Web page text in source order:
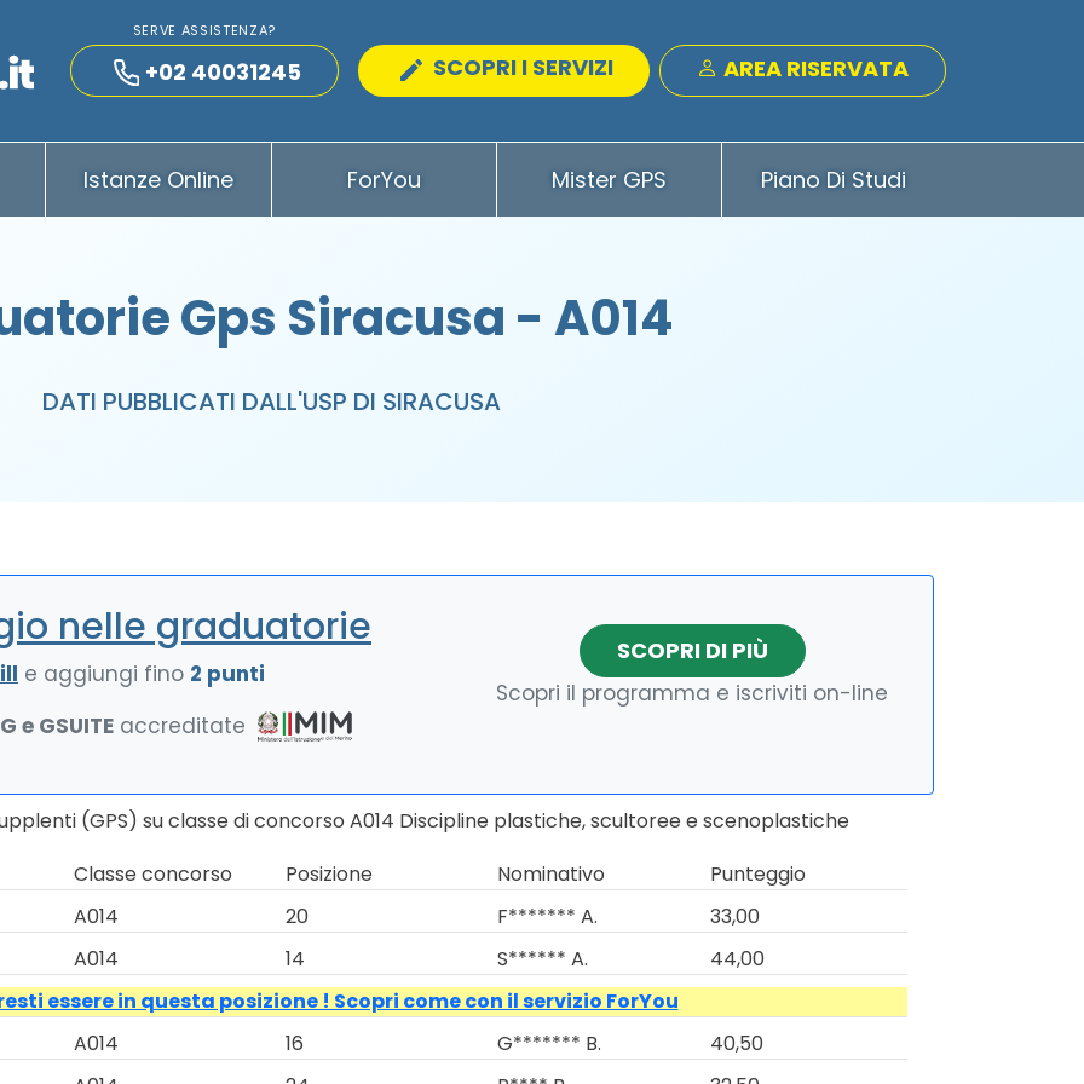
SERVE ASSISTENZA?
+02 40031245 SCOPRI I SERVIZI AREA RISERVATA
Istanze Online ForYou Mister GPS Piano Di Studi
Gps Siracusa - A014
DATI PUBBLICATI DALL'USP DI SIRACUSA
nelle graduatorie
e aggiungi fino 2 punti
e GSUITE accreditate
SCOPRI DI PIÙ
Scopri il programma e iscriviti on-line
(GPS) su classe di concorso A014 Discipline plastiche, scultoree e scenoplastiche
Classe concorso
Posizione Nominativo
Punteggio
A014
20 F******* A.
33,00
A014
14 S****** A.
44,00
essere in questa posizione ! Scopri come con il servizio ForYou
A014
16 G******* B.
40,50